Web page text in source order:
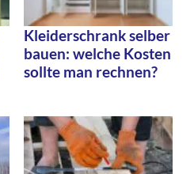
Kleiderschrank selber
bauen: welche Kosten
sollte man rechnen?